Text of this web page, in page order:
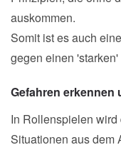
auskommen.
Somit ist es auch
gegen einen
Gefahren erkennen
In Rollenspielen
Situationen aus dem